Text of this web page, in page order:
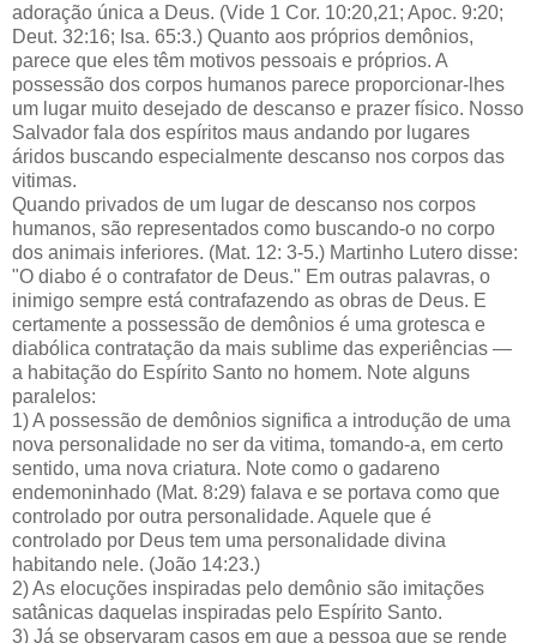
adoração única a Deus. (Vide 1 Cor. 10:20,21; Apoc. 9:20;
Deut. 32:16; Isa. 65:3.) Quanto aos próprios demônios,
parece que eles têm motivos pessoais e próprios. A
possessão dos corpos humanos parece proporcionar-lhes
um lugar muito desejado de descanso e prazer físico. Nosso
Salvador fala dos espíritos maus andando por lugares
áridos buscando especialmente descanso nos corpos das
vitimas.
Quando privados de um lugar de descanso nos corpos
humanos, são representados como buscando-o no corpo
dos animais inferiores. (Mat. 12: 3-5.) Martinho Lutero disse:
"O diabo é o contrafator de Deus." Em outras palavras, o
inimigo sempre está contrafazendo as obras de Deus. E
certamente a possessão de demônios é uma grotesca e
diabólica contratação da mais sublime das experiências —
a habitação do Espírito Santo no homem. Note alguns
paralelos:
1) A possessão de demônios significa a introdução de uma
nova personalidade no ser da vitima, tomando-a, em certo
sentido, uma nova criatura. Note como o gadareno
endemoninhado (Mat. 8:29) falava e se portava como que
controlado por outra personalidade. Aquele que é
controlado por Deus tem uma personalidade divina
habitando nele. (João 14:23.)
2) As elocuções inspiradas pelo demônio são imitações
satânicas daquelas inspiradas pelo Espírito Santo.
3) Já se observaram casos em que a pessoa que se rende